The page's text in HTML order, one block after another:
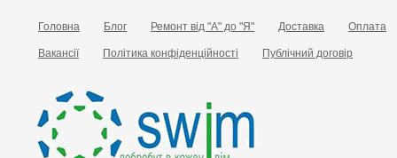
Головна Блог Ремонт від "А" до "Я" Доставка Оплата
Вакансії Політика конфіденційності Публічний договір